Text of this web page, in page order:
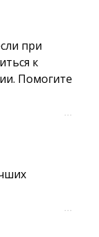
при
к
Помогите
···
···